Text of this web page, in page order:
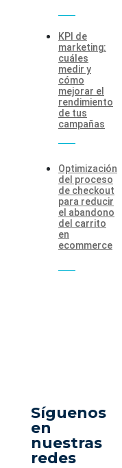
KPI de
marketing:
cuáles
medir y
cómo
mejorar el
rendimiento
de tus
campañas
Optimización
del proceso
de checkout
para reducir
el abandono
del carrito
en
ecommerce
Síguenos
en
nuestras
redes